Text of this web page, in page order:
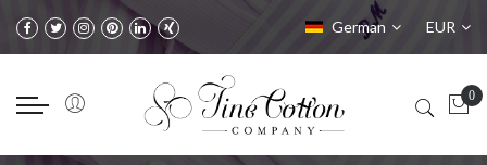
German
EUR